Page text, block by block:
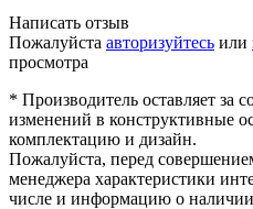
Написать отзыв
Пожалуйста авторизуйтесь или
просмотра
* Производитель оставляет за
изменений в конструктивные
комплектацию и дизайн.
Пожалуйста, перед
менеджера характеристики
числе и информацию о